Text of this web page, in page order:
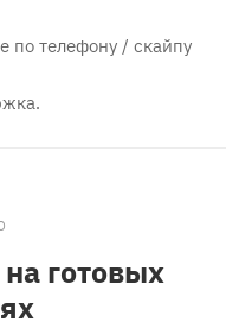
по телефону / скайпу
готовых